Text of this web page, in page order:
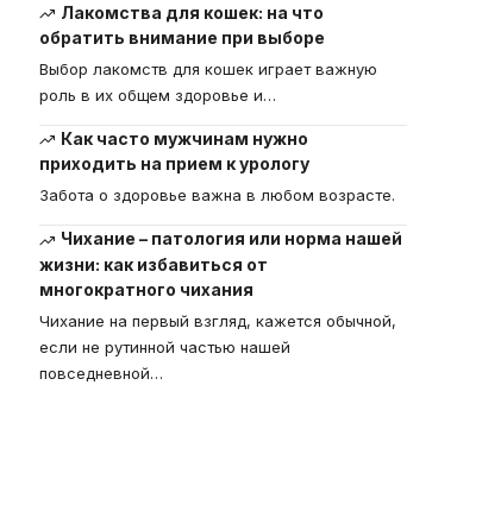
Лакомства для кошек: на что
обратить внимание при выборе
Выбор лакомств для кошек играет важную
роль в их общем здоровье и…
Как часто мужчинам нужно
приходить на прием к урологу
Забота о здоровье важна в любом возрасте.
Чихание – патология или норма нашей
жизни: как избавиться от
многократного чихания
Чихание на первый взгляд, кажется обычной,
если не рутинной частью нашей
повседневной…